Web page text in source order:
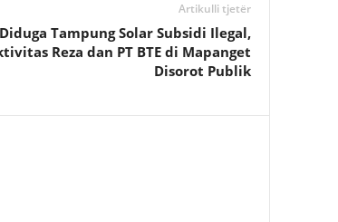
Artikulli tjetër
Diduga Tampung Solar Subsidi Ilegal,
Reza dan PT BTE di Mapanget
Disorot Publik